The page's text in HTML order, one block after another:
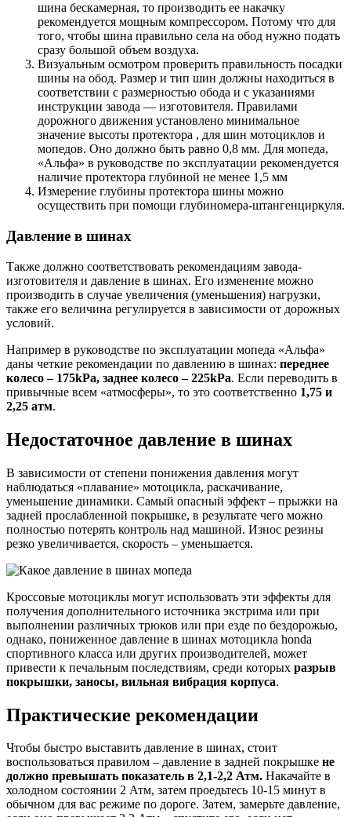
шина бескамерная, то производить ее накачку
рекомендуется мощным компрессором. Потому что для
того, чтобы шина правильно села на обод нужно подать
сразу большой объем воздуха.
Визуальным осмотром проверить правильность посадки
шины на обод. Размер и тип шин должны находиться в
соответствии с размерностью обода и с указаниями
инструкции завода — изготовителя. Правилами
дорожного движения установлено минимальное
значение высоты протектора , для шин мотоциклов и
мопедов. Оно должно быть равно 0,8 мм. Для мопеда,
«Альфа» в руководстве по эксплуатации рекомендуется
наличие протектора глубиной не менее 1,5 мм
Измерение глубины протектора шины можно
осуществить при помощи глубиномера-штангенциркуля.
Давление в шинах
Также должно соответствовать рекомендациям завода-
изготовителя и давление в шинах. Его изменение можно
производить в случае увеличения (уменьшения) нагрузки,
также его величина регулируется в зависимости от дорожных
условий.
Например в руководстве по эксплуатации мопеда «Альфа»
даны четкие рекомендации по давлению в шинах: переднее
колесо – 175kPa, заднее колесо – 225kPa. Если переводить в
привычные всем «атмосферы», то это соответственно 1,75 и
2,25 атм.
Недостаточное давление в шинах
В зависимости от степени понижения давления могут
наблюдаться «плавание» мотоцикла, раскачивание,
уменьшение динамики. Самый опасный эффект – прыжки на
задней прослабленной покрышке, в результате чего можно
полностью потерять контроль над машиной. Износ резины
резко увеличивается, скорость – уменьшается.
Кроссовые мотоциклы могут использовать эти эффекты для
получения дополнительного источника экстрима или при
выполнении различных трюков или при езде по бездорожью,
однако, пониженное давление в шинах мотоцикла honda
спортивного класса или других производителей, может
привести к печальным последствиям, среди которых разрыв
покрышки, заносы, вильная вибрация корпуса.
Практические рекомендации
Чтобы быстро выставить давление в шинах, стоит
воспользоваться правилом – давление в задней покрышке не
должно превышать показатель в 2,1-2,2 Атм. Накачайте в
холодном состоянии 2 Атм, затем проедьтесь 10-15 минут в
обычном для вас режиме по дороге. Затем, замерьте давление,